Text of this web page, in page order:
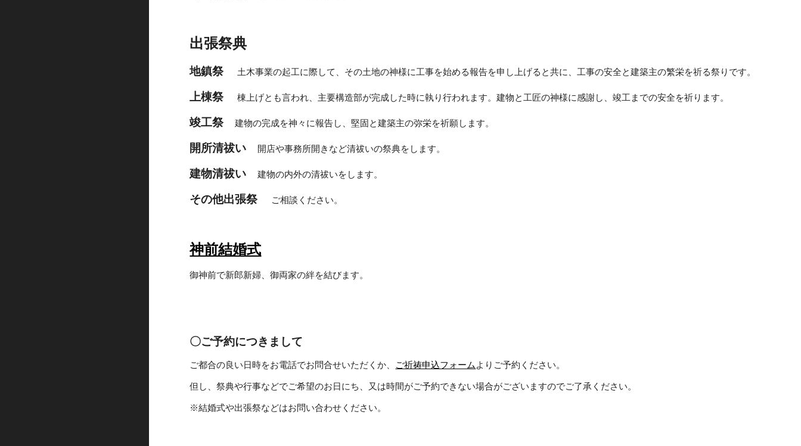
出張祭典
地鎮祭 土木事業の起工に際して、その土地の神様に工事を始める報告を申し上げると共に、工事の安全と建築主の繁栄を祈る祭りです。
上棟祭 棟上げとも言われ、主要構造部が完成した時に執り行われます。建物と工匠の神様に感謝し、竣工までの安全を祈ります。
竣工祭 建物の完成を神々に報告し、堅固と建築主の弥栄を祈願します。
開所清祓い 開店や事務所開きなど清祓いの祭典をします。
建物清祓い 建物の内外の清祓いをします。
その他出張祭 ご相談ください。
神前結婚式
御神前で新郎新婦、御両家の絆を結びます。
〇ご予約につきまして
ご都合の良い日時をお電話でお問合せいただくか、 ご祈祷申込フォーム よりご予約ください。
但し、祭典や行事などでご希望のお日にち、又は時間がご予約できない場合がございますのでご了承ください。
※結婚式や出張祭などはお問い合わせください。